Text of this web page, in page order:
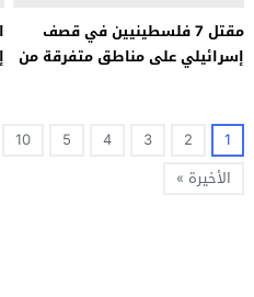
مقتل 7 فلسطينيين في قصف
إسرائيلي على مناطق متفرقة من
1
2
3
4
5
10
الأخيرة »